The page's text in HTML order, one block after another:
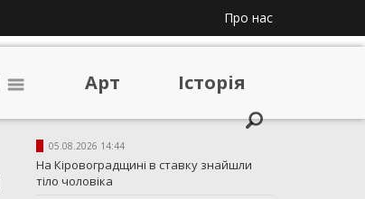
Про нас
Арт Iсторiя
05.08.2026 14:44
На Кіровоградщині в ставку знайшли
тіло чоловіка